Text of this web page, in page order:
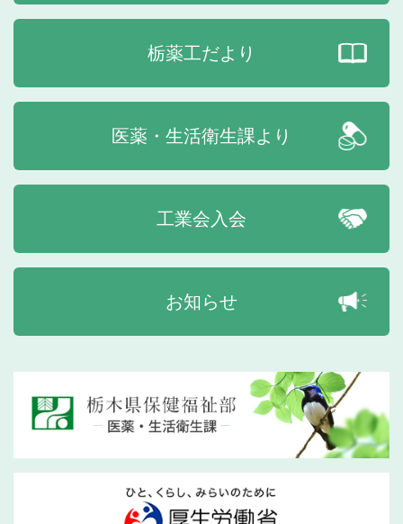
栃薬工だより
医薬・生活衛生課より
工業会入会
お知らせ